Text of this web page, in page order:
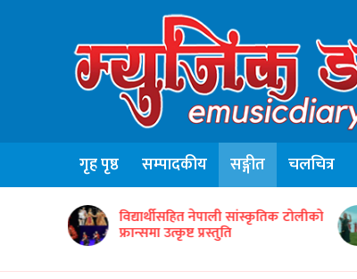
गृह पृष्ठ सम्पादकीय सङ्गीत चलचित्र
विद्यार्थीसहित नेपाली सांस्कृतिक टोलीको
फ्रान्समा उत्कृष्ट प्रस्तुति